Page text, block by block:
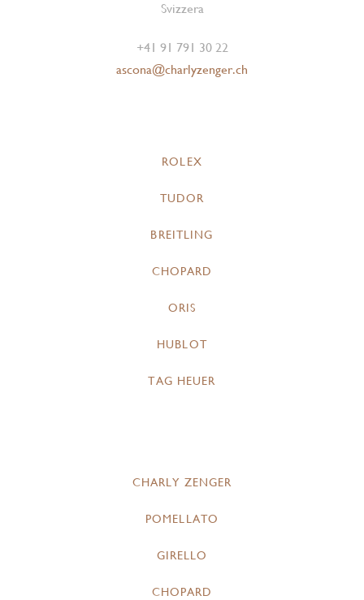
Svizzera
+41 91 791 30 22
ascona@charlyzenger.ch
ROLEX
TUDOR
BREITLING
CHOPARD
ORIS
HUBLOT
TAG HEUER
CHARLY ZENGER
POMELLATO
GIRELLO
CHOPARD